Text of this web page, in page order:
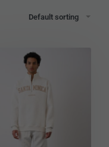
Default sorting